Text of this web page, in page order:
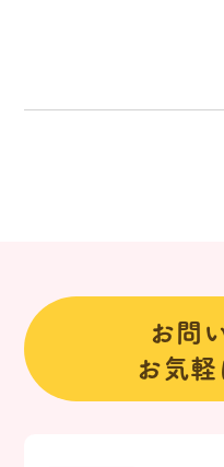
お問
お気軽